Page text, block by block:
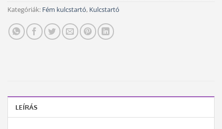
Kategóriák: Fém kulcstartó, Kulcstartó
LEÍRÁS